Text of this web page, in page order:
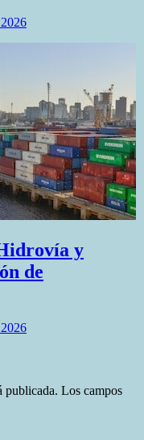
y
de
publicada. Los campos